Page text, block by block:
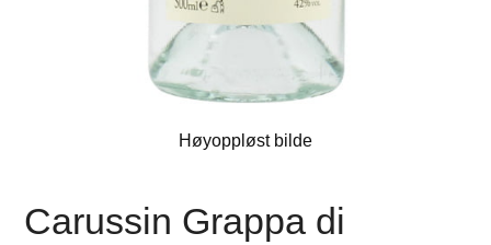
Høyoppløst bilde
Carussin Grappa di